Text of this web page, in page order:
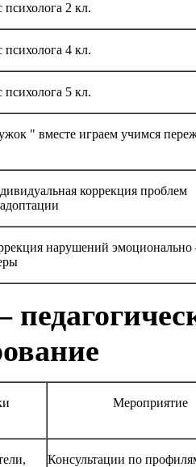
психолога 2 кл.
психолога 4 кл.
психолога 5 кл.
" вместе играем учимся
коррекция проблем
нарушений эмоционально
Мероприятие
Консультации по